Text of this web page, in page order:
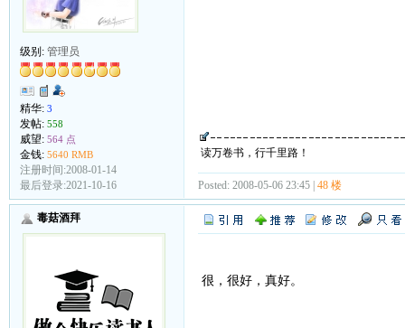
级别: 管理员
精华: 3
发帖: 558
威望: 564 点
金钱: 5640 RMB
注册时间:2008-01-14
最后登录:2021-10-16
读万卷书，行千里路！
Posted: 2008-05-06 23:45 | 48 楼
毒菇酒拜
很，很好，真好。